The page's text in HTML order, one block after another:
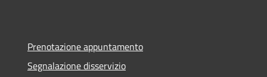
Prenotazione appuntamento
Segnalazione disservizio